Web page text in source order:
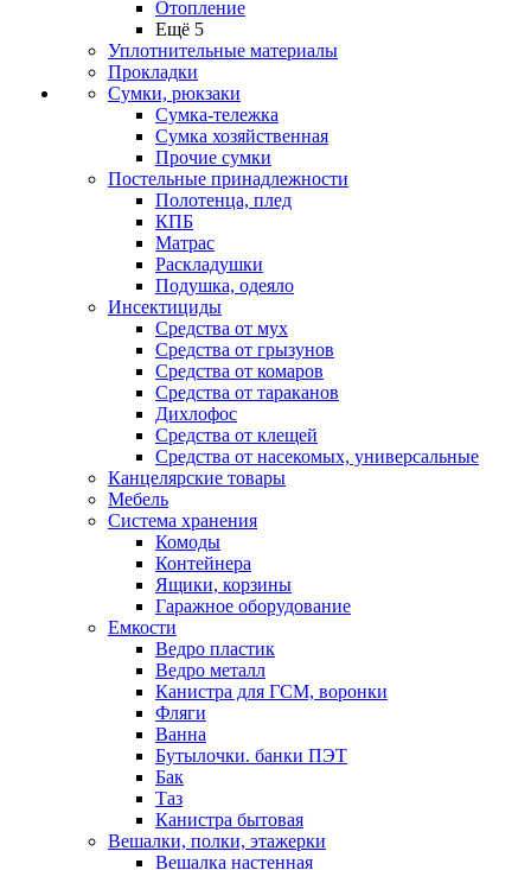
Отопление
Ещё 5
Уплотнительные материалы
Прокладки
Сумки, рюкзаки
Сумка-тележка
Сумка хозяйственная
Прочие сумки
Постельные принадлежности
Полотенца, плед
КПБ
Матрас
Раскладушки
Подушка, одеяло
Инсектициды
Средства от мух
Средства от грызунов
Средства от комаров
Средства от тараканов
Дихлофос
Средства от клещей
Средства от насекомых, универсальные
Канцелярские товары
Мебель
Система хранения
Комоды
Контейнера
Ящики, корзины
Гаражное оборудование
Емкости
Ведро пластик
Ведро металл
Канистра для ГСМ, воронки
Фляги
Ванна
Бутылочки. банки ПЭТ
Бак
Таз
Канистра бытовая
Вешалки, полки, этажерки
Вешалка настенная